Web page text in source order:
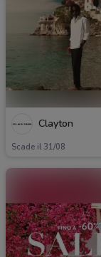
Clayton
Scade il 31/08